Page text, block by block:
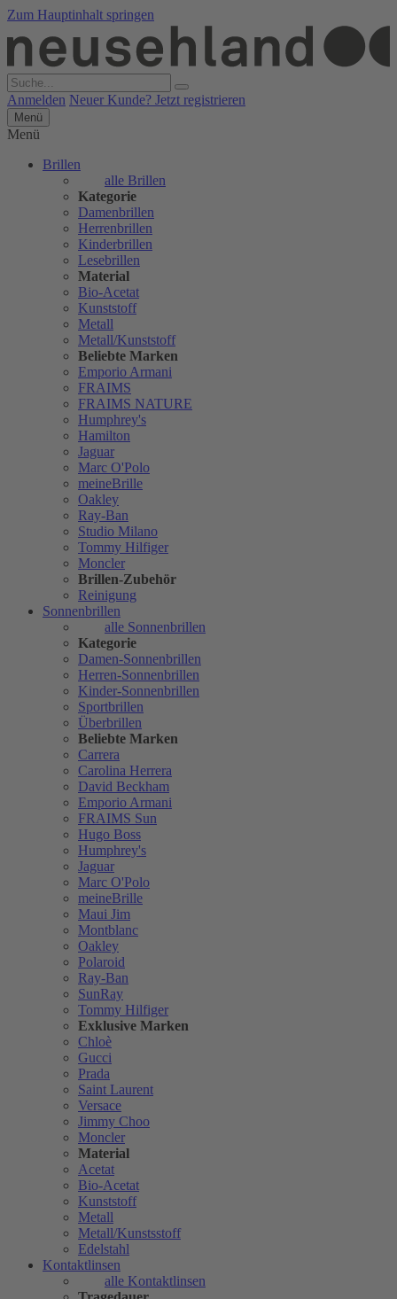
Zum Hauptinhalt springen
Anmelden Neuer Kunde? Jetzt registrieren
Menü
Menü
Brillen
alle Brillen
Kategorie
Damenbrillen
Herrenbrillen
Kinderbrillen
Lesebrillen
Material
Bio-Acetat
Kunststoff
Metall
Metall/Kunststoff
Beliebte Marken
Emporio Armani
FRAIMS
FRAIMS NATURE
Humphrey's
Hamilton
Jaguar
Marc O'Polo
meineBrille
Oakley
Ray-Ban
Studio Milano
Tommy Hilfiger
Moncler
Brillen-Zubehör
Reinigung
Sonnenbrillen
alle Sonnenbrillen
Kategorie
Damen-Sonnenbrillen
Herren-Sonnenbrillen
Kinder-Sonnenbrillen
Sportbrillen
Überbrillen
Beliebte Marken
Carrera
Carolina Herrera
David Beckham
Emporio Armani
FRAIMS Sun
Hugo Boss
Humphrey's
Jaguar
Marc O'Polo
meineBrille
Maui Jim
Montblanc
Oakley
Polaroid
Ray-Ban
SunRay
Tommy Hilfiger
Exklusive Marken
Chloè
Gucci
Prada
Saint Laurent
Versace
Jimmy Choo
Moncler
Material
Acetat
Bio-Acetat
Kunststoff
Metall
Metall/Kunstsstoff
Edelstahl
Kontaktlinsen
alle Kontaktlinsen